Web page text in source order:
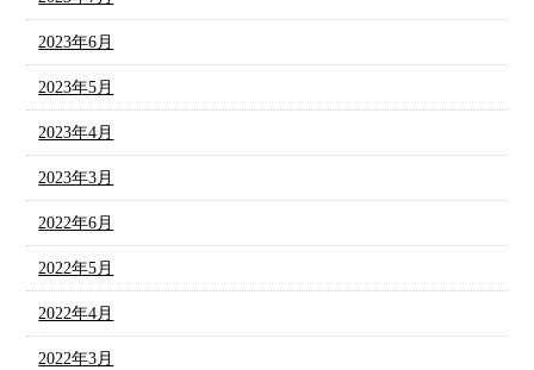
2023年6月
2023年5月
2023年4月
2023年3月
2022年6月
2022年5月
2022年4月
2022年3月